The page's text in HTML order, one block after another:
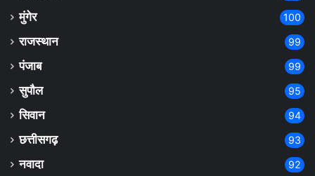
मुंगेर 100
राजस्थान 99
पंजाब 99
सुपौल 95
सिवान 94
छत्तीसगढ़ 93
नवादा 92